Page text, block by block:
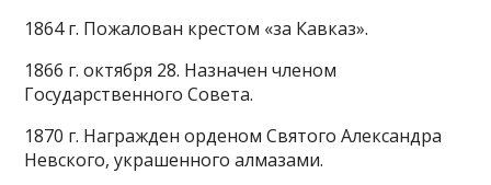
1864 г. Пожалован крестом «за Кавказ».
1866 г. октября 28. Назначен членом
Государственного Совета.
1870 г. Награжден орденом Святого Александра
Невского, украшенного алмазами.